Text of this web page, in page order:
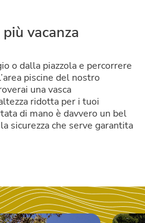
vacanza
o dalla piazzola e percorrere
piscine del nostro
una vasca
ridotta per i tuoi
di mano è davvero un bel
sicurezza che serve garantita